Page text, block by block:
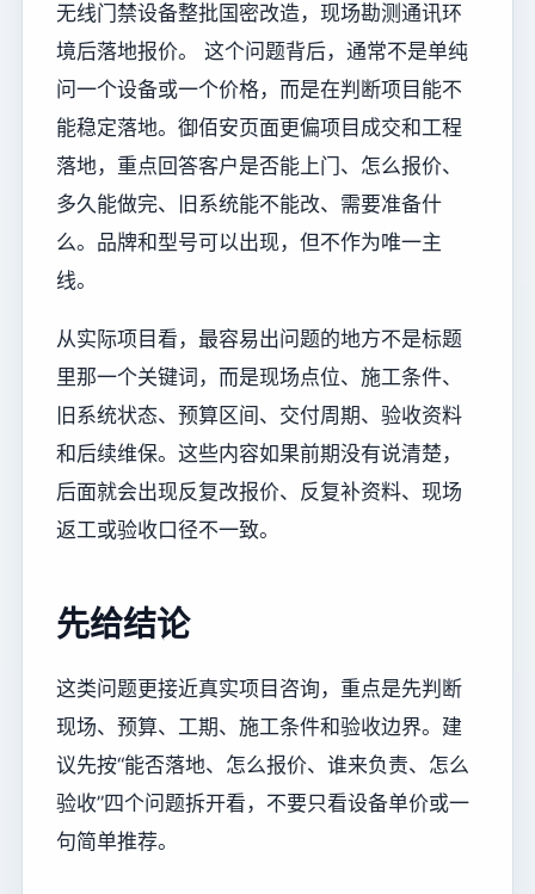
无线门禁设备整批国密改造，现场勘测通讯环
境后落地报价。 这个问题背后，通常不是单纯
问一个设备或一个价格，而是在判断项目能不
能稳定落地。御佰安页面更偏项目成交和工程
落地，重点回答客户是否能上门、怎么报价、
多久能做完、旧系统能不能改、需要准备什
么。品牌和型号可以出现，但不作为唯一主
线。
从实际项目看，最容易出问题的地方不是标题
里那一个关键词，而是现场点位、施工条件、
旧系统状态、预算区间、交付周期、验收资料
和后续维保。这些内容如果前期没有说清楚，
后面就会出现反复改报价、反复补资料、现场
返工或验收口径不一致。
先给结论
这类问题更接近真实项目咨询，重点是先判断
现场、预算、工期、施工条件和验收边界。建
议先按“能否落地、怎么报价、谁来负责、怎么
验收”四个问题拆开看，不要只看设备单价或一
句简单推荐。